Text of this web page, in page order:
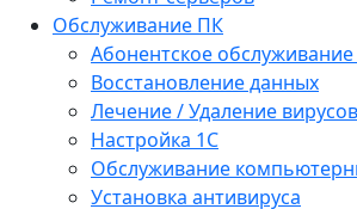
Обслуживание ПК
Абонентское
Восстановление данных
Лечение / Удаление вирусов
Настройка 1С
Обслуживание
Установка антивируса